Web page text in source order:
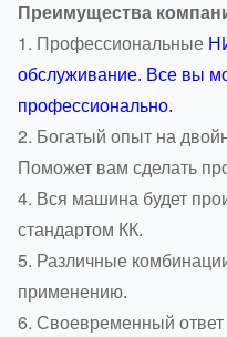
Преимущества
1. Профессиональные
обслуживание. Все вы
профессионально.
2. Богатый опыт на
Поможет вам сделать
4. Вся машина будет
стандартом КК.
5. Различные
применению.
6. Своевременный ответ